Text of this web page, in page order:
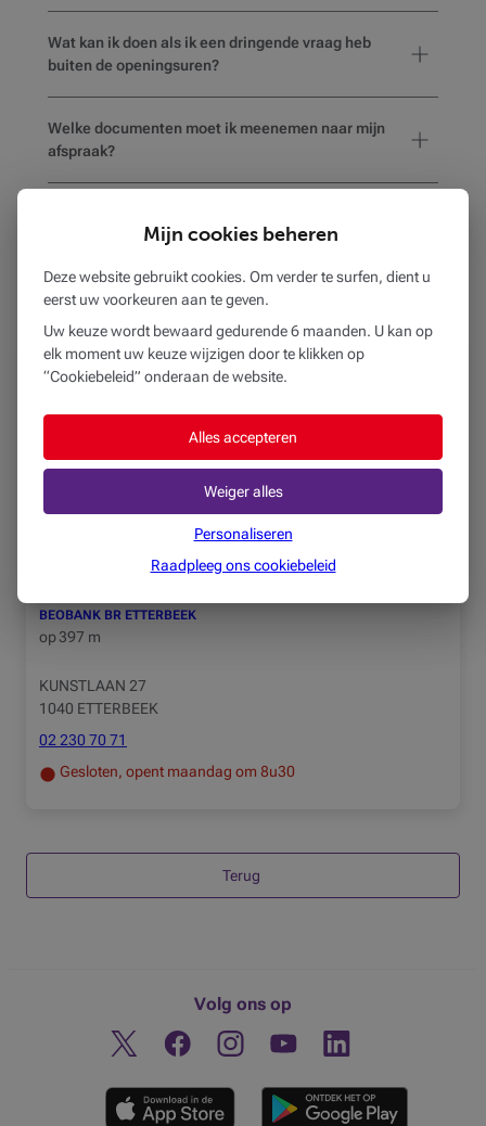
Wat kan ik doen als ik een dringende vraag heb
buiten de openingsuren?
Welke documenten moet ik meenemen naar mijn
afspraak?
rolstoeltoegankelijk is of voorzieningen heeft voor
BEOBANK AG ST JOOST
LEUVENSESTEENWEG 100
1210 SINT-JOOST-TEN-NODE
Gesloten, opent maandag om 9u00
BEOBANK BR ETTERBEEK
op397 m
KUNSTLAAN 27
1040 ETTERBEEK
02 230 70 71
Gesloten, opent maandag om 8u30
Terug
Volg ons op
Twitter FacebookInstagramOntdek ons YouTube-kanaal
Linkedin
Mijn cookies beheren
Deze website gebruikt cookies. Om verder te surfen, dient u
eerst uw voorkeuren aan te geven.
Uw keuze wordt bewaard gedurende 6 maanden. U kan op
elk moment uw keuze wijzigen door te klikken op
“Cookiebeleid” onderaan de website.
Alles accepteren
Weiger alles
Personaliseren
Raadpleeg ons cookiebeleid